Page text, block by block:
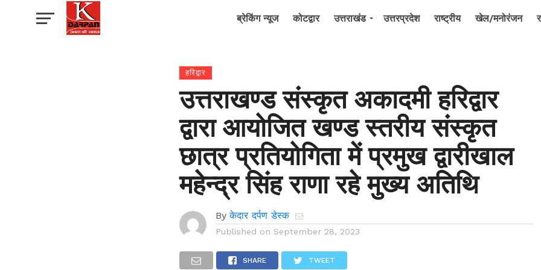
ब्रेकिंग न्यूज कोटद्वार उत्तराखंड उत्तरप्रदेश राष्ट्रीय खेल/मनोरंजन
हरिद्वार
उत्तराखण्ड संस्कृत अकादमी हरिद्वार
द्वारा आयोजित खण्ड स्तरीय संस्कृत
छात्र प्रतियोगिता में प्रमुख द्वारीखाल
महेन्द्र सिंह राणा रहे मुख्य अतिथि
By केदार दर्पण डेस्क
Published on September 28, 2023
SHARE TWEET